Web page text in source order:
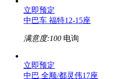
立即预定
中巴车 福特12-15座
满意度:100 电询
立即预定
中巴 全顺/都灵伟17座